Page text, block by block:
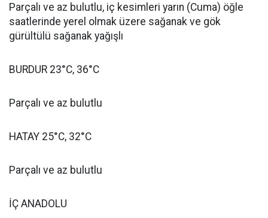
Parçalı ve az bulutlu, iç kesimleri yarın (Cuma) öğle
saatlerinde yerel olmak üzere sağanak ve gök
gürültülü sağanak yağışlı
BURDUR 23°C, 36°C
Parçalı ve az bulutlu
HATAY 25°C, 32°C
Parçalı ve az bulutlu
İÇ ANADOLU